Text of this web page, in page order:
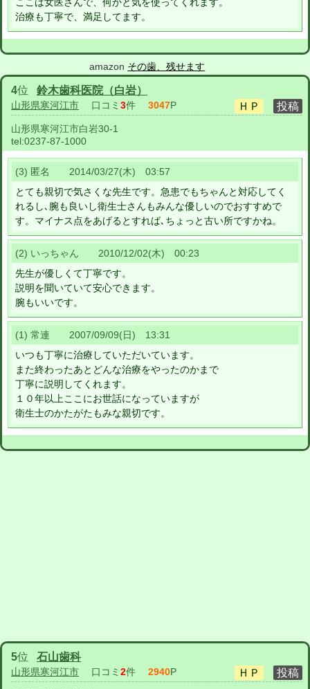
ここは女医さんで、何かと気を使ってくれます。
治療も丁寧で、満足してます。
amazon その歯、残せます
4位 鈴木歯科医院（白岩）
山形県寒河江市 口コミ 3件 3047P
山形県寒河江市白岩30-1
tel:0237-87-1000
(3) 匿名 2014/03/27(木) 03:57
とても親切で気さくな先生です。急患でもちゃんと対応してく
れるし､腕も良いし衛生士さんもみんな優しいのでおすすめで
す。マイナス点をあげるとすれば､ちょっと古い所ですかね。
(2) いっちゃん 2010/12/02(木) 00:23
先生が優しくて丁寧です。
説明を聞いていて安心できます。
腕もいいです。
(1) 常連 2007/09/09(日) 13:31
いつも丁寧に治療していただいています。
また終わったあとどんな治療をやったのかまで
丁寧に説明してくれます。
１０年以上ここにお世話になっていますが
衛生士のかたがたもみな親切です。
5位 石山歯科
山形県寒河江市 口コミ 2件 2940P